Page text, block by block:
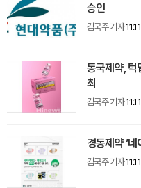
승인
김국주 기자
동국제약, 턱
최
김국주 기자
경동제약 ‘네
김국주 기자